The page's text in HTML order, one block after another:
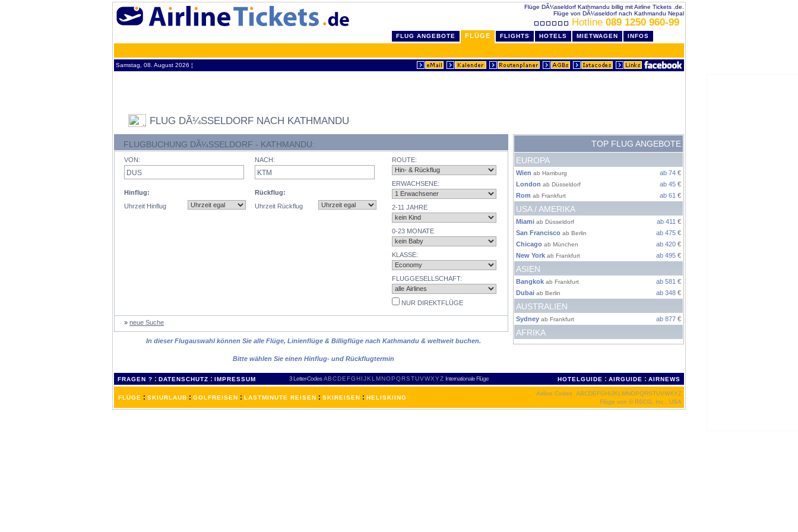
Flüge DÃ¼sseldorf Kathmandu billig mit Airline Tickets .de.
Flüge von DÃ¼sseldorf nach Kathmandu Nepal
Hotline 089 1250 960-99
FLUG ANGEBOTE FLÜGE FLIGHTS HOTELS MIETWAGEN INFOS
Samstag, 08. August 2026 ¦
FLUG DÃ¼SSELDORF NACH KATHMANDU
FLUGBUCHUNG DÃ¼SSELDORF - KATHMANDU:
VON:
Hinflug:
Uhrzeit Hinflug
NACH:
Rückflug:
Uhrzeit Rückflug
ROUTE:
ERWACHSENE:
2-11 JAHRE
0-23 MONATE
KLASSE:
FLUGGESELLSCHAFT:
NUR DIREKTFLÜGE
» neue Suche
In dieser Flugauswahl können Sie alle Flüge, Linienflüge & Billigflüge nach Kathmandu & weltweit buchen.
Bitte wählen Sie einen Hinflug- und Rückflugtermin
TOP FLUG ANGEBOTE
EUROPA
Wien ab Hamburg ab 74 €
London ab Düsseldorf ab 45 €
Rom ab Frankfurt ab 61 €
USA / AMERIKA
Miami ab Düsseldorf ab 411 €
San Francisco ab Berlin ab 475 €
Chicago ab München ab 420 €
New York ab Frankfurt ab 495 €
ASIEN
Bangkok ab Frankfurt ab 581 €
Dubai ab Berlin ab 348 €
AUSTRALIEN
Sydney ab Frankfurt ab 877 €
AFRIKA
FRAGEN ? : DATENSCHUTZ : IMPRESSUM 3 Letter-Codes ABCDEFGH IJKL MNOPQRSTUVWXYZ Internationale Flüge HOTELGUIDE : AIRGUIDE : AIRNEWS
FLÜGE : SKIURLAUB : GOLFREISEN : LASTMINUTE REISEN : SKIREISEN : HELISKIING
Airline Codes ABCDEFGHIJKL MNOPQRSTUVWXYZ
Flüge von © RSCG, Inc., USA